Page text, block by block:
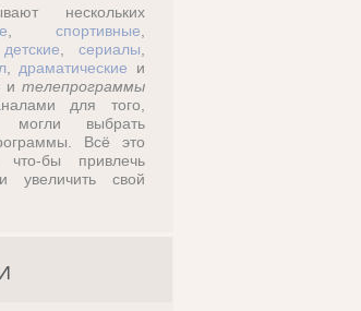
нескольких
спортивные
детские ,сериалы
драматические и
и телепрограммы
для того,
могли выбрать
Всё это
бы привлечь
увеличить свой